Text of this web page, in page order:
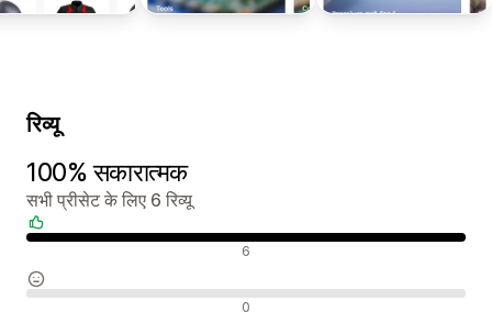
रिव्यू
100% सकारात्मक
सभी प्रीसेट के लिए 6 रिव्यू
6
0